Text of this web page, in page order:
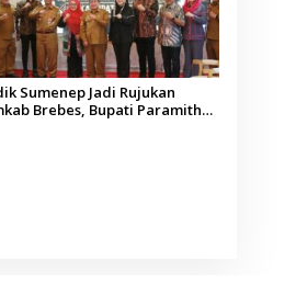
Sumenep Jadi Rujukan
Brebes, Bupati Paramitha